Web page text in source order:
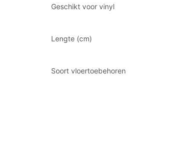
Geschikt voor vinyl
Lengte (cm)
Soort vloertoebehoren